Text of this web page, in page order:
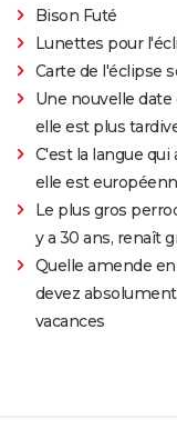
Bison Futé
Lunettes pour
Carte de l'éclipse
Une nouvelle date
elle est plus
C'est la langue
elle est
Le plus gros
y a 30 ans, renaît
Quelle amende en
devez
vacances